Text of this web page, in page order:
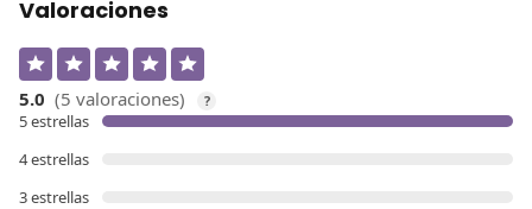
Valoraciones
5.0 (5 valoraciones) ?
5 estrellas
4 estrellas
3 estrellas